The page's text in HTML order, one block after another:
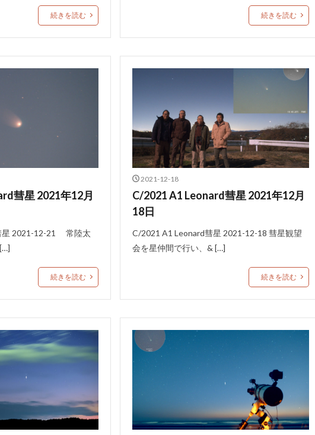
続きを読む 続きを読む
彗星 2021年12月
星 2021-12-21 常陸太
続きを読む
2021-12-18
C/2021 A1 Leonard彗星 2021年12月
18日
C/2021 A1 Leonard彗星 2021-12-18 彗星観望
会を星仲間で行い、& […]
続きを読む